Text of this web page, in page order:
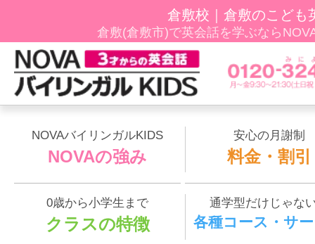
倉敷校｜倉敷のこども
倉敷(倉敷市)で英会話を学ぶなら
NOVAバイリンガルKIDS
NOVAの強み
安心の月謝制
料金・割引
0歳から小学生まで
クラスの特徴
通学型だけじゃな
各種コース・サ